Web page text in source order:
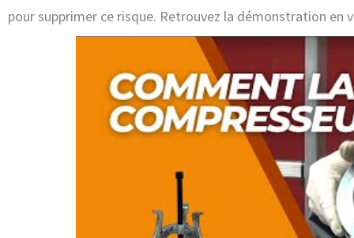
pour supprimer ce risque. Retrouvez la démonstration en